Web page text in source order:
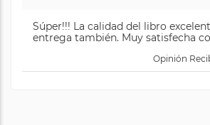
Súper!!! La calidad del libro
entrega también. Muy satisfecha
Opinión